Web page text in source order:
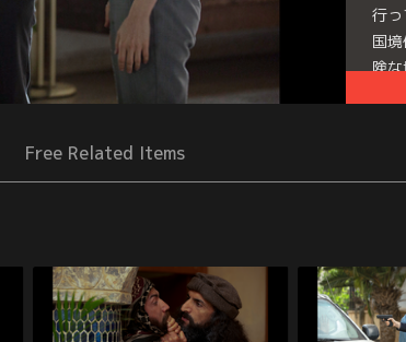
行
国
険
Free Related Items